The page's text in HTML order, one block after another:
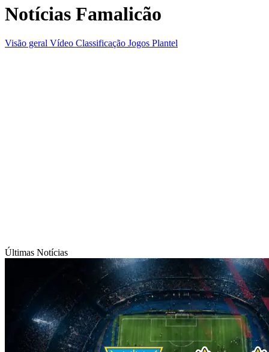
Notícias Famalicão
Visão geral Vídeo Classificação Jogos Plantel
Últimas Notícias